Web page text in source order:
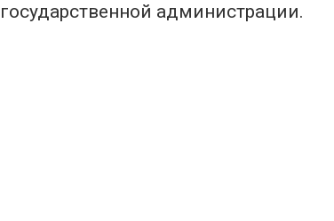
государственной администрации.